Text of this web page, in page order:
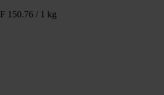
150.76 / 1 kg